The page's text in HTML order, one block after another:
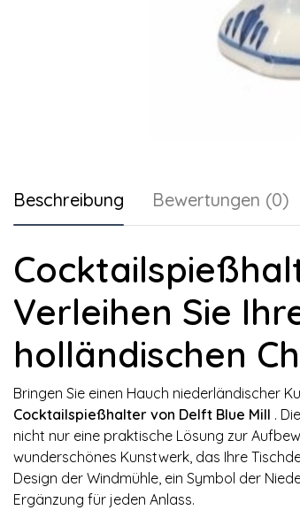
Beschreibung Bewertungen (0)
Verleihen Sie
holländischen
Bringen Sie einen Hauch niederländischer
Cocktailspießhalter von Delft Blue Mill .
nicht nur eine praktische Lösung zur
wunderschönes Kunstwerk, das Ihre
Design der Windmühle, ein Symbol der
Ergänzung für jeden Anlass.